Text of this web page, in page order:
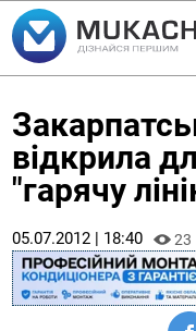
відкрила
"гарячу
05.07.2012 | 18:40 23